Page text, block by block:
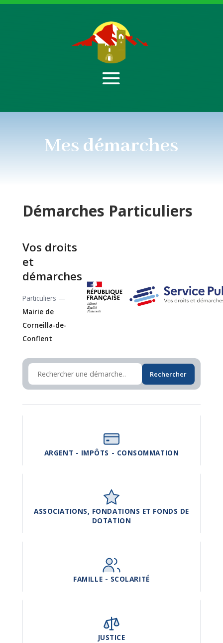
Mes démarches
Démarches Particuliers
Vos droits
et
démarches
Particuliers —
Mairie de
Corneilla-de-
Conflent
Rechercher
ARGENT - IMPÔTS - CONSOMMATION
ASSOCIATIONS, FONDATIONS ET FONDS DE
DOTATION
FAMILLE - SCOLARITÉ
JUSTICE